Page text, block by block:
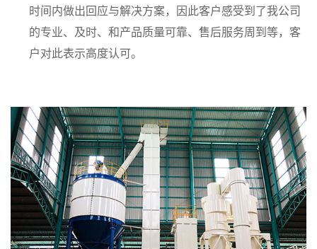
时间内做出回应与解决方案，因此客户感受到了我公司
的专业、及时、和产品质量可靠、售后服务周到等，客
户对此表示高度认可。